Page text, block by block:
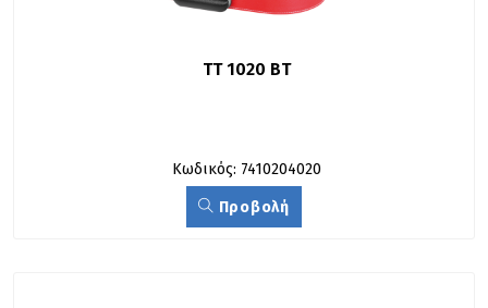
TT 1020 BT
Κωδικός: 7410204020
Προβολή